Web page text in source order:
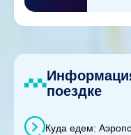
поездке
Куда едем: